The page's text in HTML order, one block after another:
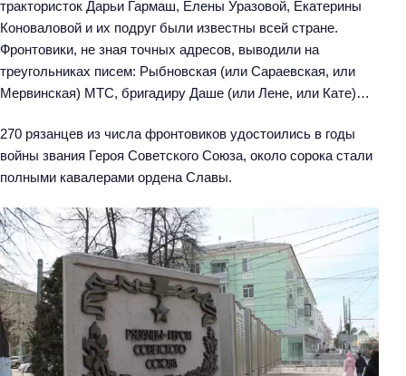
трактористок Дарьи Гармаш, Елены Уразовой, Екатерины
Коноваловой и их подруг были известны всей стране.
Фронтовики, не зная точных адресов, выводили на
треугольниках писем: Рыбновская (или Сараевская, или
Мервинская) МТС, бригадиру Даше (или Лене, или Кате)…
270 рязанцев из числа фронтовиков удостоились в годы
войны звания Героя Советского Союза, около сорока стали
полными кавалерами ордена Славы.